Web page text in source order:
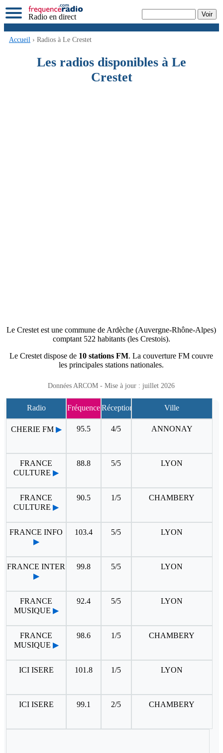
Radio en direct
Accueil › Radios à Le Crestet
Les radios disponibles à Le
Crestet
Le Crestet est une commune de Ardèche (Auvergne-Rhône-Alpes)
comptant 522 habitants (les Crestois).
Le Crestet dispose de 10 stations FM. La couverture FM couvre
les principales stations nationales.
Données ARCOM - Mise à jour : juillet 2026
Radio FréquenceRéception Ville
CHERIE FM ▶ 95.5 4/5 ANNONAY
FRANCE
CULTURE ▶
88.8 5/5 LYON
FRANCE
CULTURE ▶
90.5 1/5 CHAMBERY
FRANCE INFO
▶
103.4 5/5 LYON
FRANCE INTER
▶
99.8 5/5 LYON
FRANCE
MUSIQUE ▶
92.4 5/5 LYON
FRANCE
MUSIQUE ▶
98.6 1/5 CHAMBERY
ICI ISERE 101.8 1/5 LYON
ICI ISERE 99.1 2/5 CHAMBERY